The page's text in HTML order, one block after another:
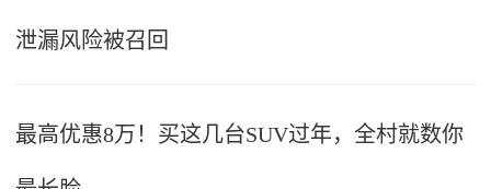
泄漏风险被召回
最高优惠8万！买这几台SUV过年，全村就数你